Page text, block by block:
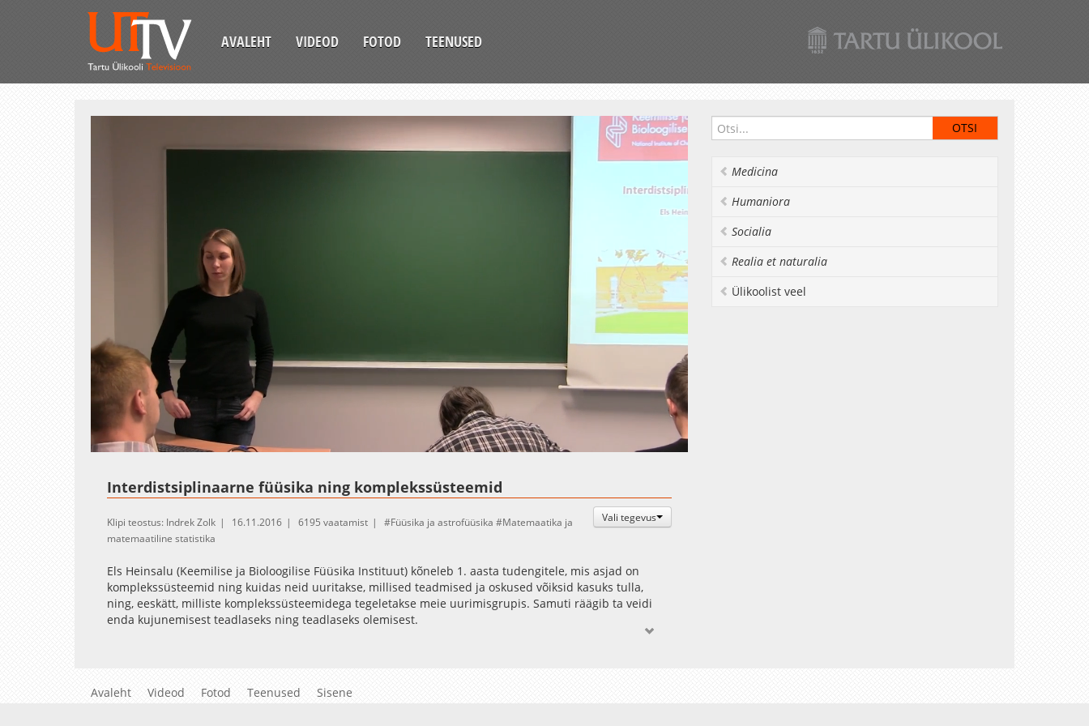
AVALEHT VIDEOD FOTOD TEENUSED
UnmuteLoaded:
1.23%
Interdistsiplinaarne füüsika ning komplekssüsteemid
Vali tegevus
Klipi teostus: Indrek Zolk 16.11.2016 6195 vaatamist Füüsika ja astrofüüsika
Matemaatika ja
matemaatiline statistika
Els Heinsalu (Keemilise ja Bioloogilise Füüsika Instituut) kõneleb 1. aasta tudengitele, mis asjad on
komplekssüsteemid ning kuidas neid uuritakse, millised teadmised ja oskused võiksid kasuks tulla,
ning, eeskätt, milliste komplekssüsteemidega tegeletakse meie uurimisgrupis. Samuti räägib ta veidi
enda kujunemisest teadlaseks ning teadlaseks olemisest.
Medicina
Humaniora
Socialia
Realia et naturalia
Ülikoolist veel
Avaleht Videod Fotod Teenused Sisene